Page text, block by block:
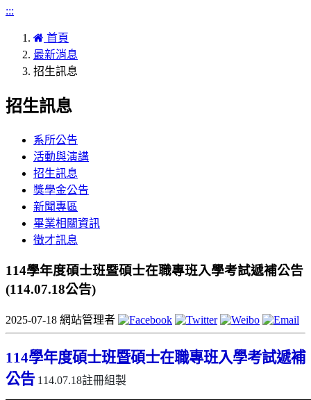
:::
首頁
最新消息
招生訊息
招生訊息
系所公告
活動與演講
招生訊息
獎學金公告
新聞專區
畢業相關資訊
徵才訊息
114學年度碩士班暨碩士在職專班入學考試遞補公告
(114.07.18公告)
2025-07-18 網站管理者
114學年度碩士班暨碩士在職專班入學考試遞補
公告 114.07.18註冊組製